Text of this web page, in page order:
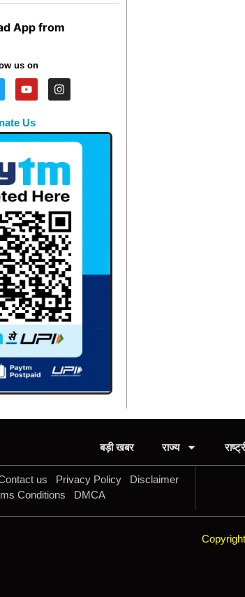
App from
us on
Us
बड़ी खबर राज्य
us Privacy Policy
Disclaimer
Conditions
DMCA